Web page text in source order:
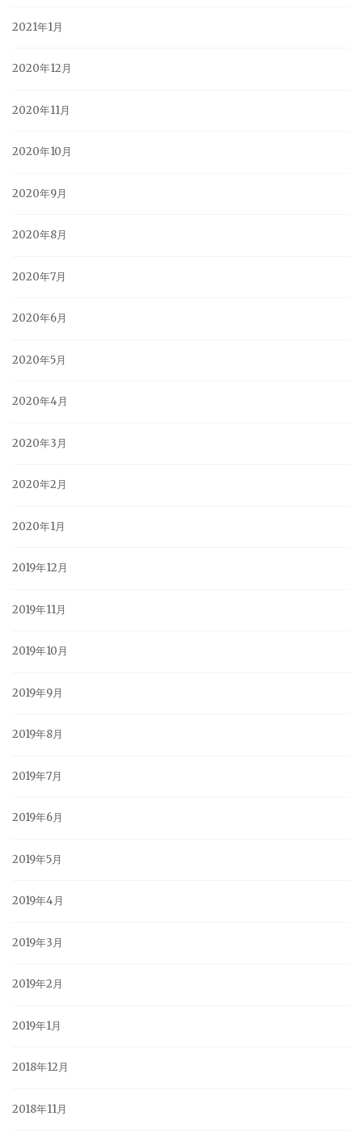
2021年1月
2020年12月
2020年11月
2020年10月
2020年9月
2020年8月
2020年7月
2020年6月
2020年5月
2020年4月
2020年3月
2020年2月
2020年1月
2019年12月
2019年11月
2019年10月
2019年9月
2019年8月
2019年7月
2019年6月
2019年5月
2019年4月
2019年3月
2019年2月
2019年1月
2018年12月
2018年11月